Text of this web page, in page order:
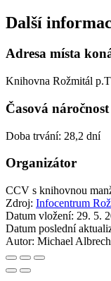
Další
Adresa místa
Knihovna Rožmitál
Časová náročnost
Doba trvání: 28,2 dní
Organizátor
CCV s knihovnou
Zdroj: Infocentrum
Datum vložení: 29. 5.
Datum poslední
Autor: Michael